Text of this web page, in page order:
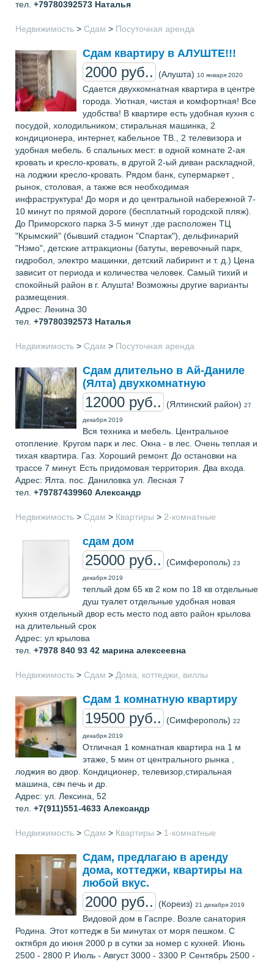
тел. +79780392573 Наталья
Недвижимость > Сдам > Посуточная аренда
Сдам квартиру в АЛУШТЕ!!!
2000 руб.. (Алушта) 10 января 2020
Сдается двухкомнатная квартира в центре
города. Уютная, чистая и комфортная! Все
удобства! В квартире есть удобная кухня с
посудой, холодильником; стиральная машинка, 2
кондиционера, интернет, кабельное ТВ., 2 телевизора и
удобная мебель. 6 спальных мест: в одной комнате 2-ая
кровать и кресло-кровать, в другой 2-ый диван раскладной,
на лоджии кресло-кровать. Рядом банк, супермаркет ,
рынок, столовая, а также вся необходимая
инфраструктура! До моря и до центральной набережной 7-
10 минут по прямой дороге (бесплатный городской пляж).
До Приморского парка 3-5 минут ,где расположен ТЦ
"Крымский" (бывший стадион "Спартак"), дельфинарий
"Нэмо", детские аттракционы (батуты, веревочный парк,
гидробол, электро машинки, детский лабиринт и т. д.) Цена
зависит от периода и количества человек. Самый тихий и
спокойный район в г. Алушта! Возможны другие варианты
размещения.
Адрес: Ленина 30
тел. +79780392573 Наталья
Недвижимость > Сдам > Посуточная аренда
Cдам длительно в Ай-Даниле
(Ялта) двухкомнатную
12000 руб.. (Ялтинский район) 27
декабря 2019
Вся техника и мебель. Центральное
отопление. Кругом парк и лес. Окна - в лес. Очень теплая и
тихая квартира. Газ. Хороший ремонт. До остановки на
трассе 7 минут. Есть придомовая территория. Два входа.
Адрес: Ялта. пос. Даниловка ул. Лесная 7
тел. +79787439960 Александр
Недвижимость > Сдам > Квартиры > 2-комнатные
сдам дом
25000 руб.. (Симферополь) 23
декабря 2019
теплый дом 65 кв 2 ком по 18 кв отдельные
душ туалет отдельные удобная новая
кухня отдельный двор есть место под авто район крылова
на длительный срок
Адрес: ул крылова
тел. +7978 840 93 42 марина алексеевна
Недвижимость > Сдам > Дома, коттеджи, виллы
Сдам 1 комнатную квартиру
19500 руб.. (Симферополь) 22
декабря 2019
Отличная 1 комнатная квартира на 1 м
этаже, 5 мин от центрального рынка ,
лоджия во двор. Кондиционер, телевизор,стиральная
машина, свч печь и др.
Адрес: ул. Лексина, 52
тел. +7(911)551-4633 Александр
Недвижимость > Сдам > Квартиры > 1-комнатные
Сдам, предлагаю в аренду
дома, коттеджи, квартиры на
любой вкус.
2000 руб.. (Кореиз) 21 декабря 2019
Видовой дом в Гаспре. Возле санатория
Родина. Этот коттедж в 5и минутах от моря пешком. С
октября до июня 2000 р в сутки за номер с кухней. Июнь
2500 - 2800 Р. Июль - Август 3000 - 3300 Р. Сентябрь 2500 -